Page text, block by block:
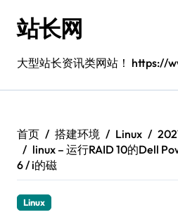
站长网
大型站长资讯类网站！ https://
首页 搭建环境 Linux
linux – 运行RAID 10的Dell
6 / i的磁
Linux